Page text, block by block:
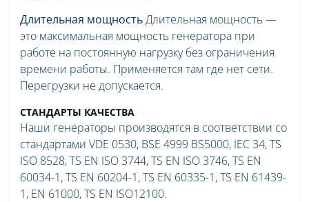
Длительная мощностьДлительная мощность —
это максимальная мощность генератора при
работе на постоянную нагрузку без ограничения
времени работы. Применяется там где нет сети.
Перегрузки не допускается.
СТАНДАРТЫ КАЧЕСТВА
Наши генераторы производятся в соответствии со
стандартами VDE 0530, BSE 4999 BS5000, IEC 34, TS
ISO 8528, TS EN ISO 3744, TS EN ISO 3746, TS EN
60034-1, TS EN 60204-1, TS EN 60335-1, TS EN 61439-
1, EN 61000, TS EN ISO12100.